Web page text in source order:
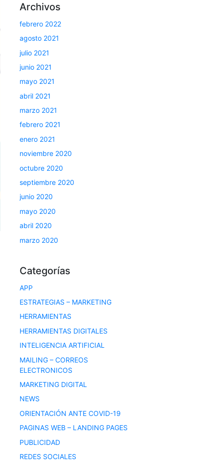
Archivos
febrero 2022
agosto 2021
julio 2021
junio 2021
mayo 2021
abril 2021
marzo 2021
febrero 2021
enero 2021
noviembre 2020
octubre 2020
septiembre 2020
junio 2020
mayo 2020
abril 2020
marzo 2020
Categorías
APP
ESTRATEGIAS – MARKETING
HERRAMIENTAS
HERRAMIENTAS DIGITALES
INTELIGENCIA ARTIFICIAL
MAILING – CORREOS
ELECTRONICOS
MARKETING DIGITAL
NEWS
ORIENTACIÓN ANTE COVID-19
PAGINAS WEB – LANDING PAGES
PUBLICIDAD
REDES SOCIALES